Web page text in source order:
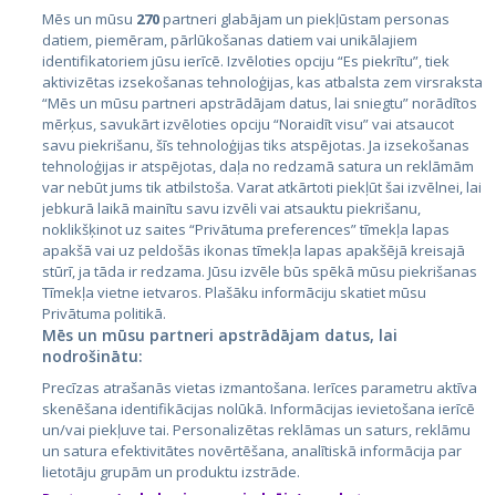
Valstis
Igaunija
Latvija
Lietuva
City24.lv
City24.ee
GetaPro.lv
GetaPro.ee
Skelbiu.lt
Kainos.lt
Paslaugos.lt
auto24.ee
KV.ee
Mēs un mūsu 270partneri glabājam un piekļūstam personas
datiem, piemēram, pārlūkošanas datiem vai unikālajiem
identifikatoriem jūsu ierīcē. Izvēloties opciju “Es piekrītu”, tiek
aktivizētas izsekošanas tehnoloģijas, kas atbalsta zem virsraksta
“Mēs un mūsu partneri apstrādājam datus, lai sniegtu” norādītos
mērķus, savukārt izvēloties opciju “Noraidīt visu” vai atsaucot
savu piekrišanu, šīs tehnoloģijas tiks atspējotas. Ja izsekošanas
tehnoloģijas ir atspējotas, daļa no redzamā satura un reklāmām
var nebūt jums tik atbilstoša. Varat atkārtoti piekļūt šai izvēlnei, lai
jebkurā laikā mainītu savu izvēli vai atsauktu piekrišanu,
noklikšķinot uz saites “Privātuma preferences” tīmekļa lapas
apakšā vai uz peldošās ikonas tīmekļa lapas apakšējā kreisajā
stūrī, ja tāda ir redzama. Jūsu izvēle būs spēkā mūsu piekrišanas
Tīmekļa vietne ietvaros. Plašāku informāciju skatiet mūsu
Privātuma politikā.
Mēs un mūsu partneri apstrādājam datus, lai
nodrošinātu:
Precīzas atrašanās vietas izmantošana. Ierīces parametru aktīva
skenēšana identifikācijas nolūkā. Informācijas ievietošana ierīcē
un/vai piekļuve tai. Personalizētas reklāmas un saturs, reklāmu
un satura efektivitātes novērtēšana, analītiskā informācija par
lietotāju grupām un produktu izstrāde.